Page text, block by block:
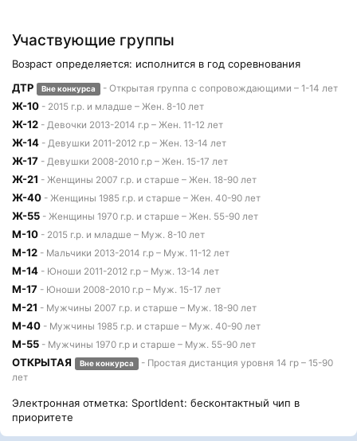
Участвующие группы
Возраст определяется: исполнится в год соревнования
ДТР
Вне конкурса - Открытая группа с сопровождающими – 1-14 лет
Ж-10 - 2015 г.р. и младше – Жен. 8-10 лет
Ж-12 - Девочки 2013-2014 г.р – Жен. 11-12 лет
Ж-14 - Девушки 2011-2012 г.р – Жен. 13-14 лет
Ж-17 - Девушки 2008-2010 г.р – Жен. 15-17 лет
Ж-21 - Женщины 2007 г.р. и старше – Жен. 18-90 лет
Ж-40 - Женщины 1985 г.р. и старше – Жен. 40-90 лет
Ж-55 - Женщины 1970 г.р. и старше – Жен. 55-90 лет
М-10 - 2015 г.р. и младше – Муж. 8-10 лет
М-12 - Мальчики 2013-2014 г.р – Муж. 11-12 лет
М-14 - Юноши 2011-2012 г.р – Муж. 13-14 лет
М-17 - Юноши 2008-2010 г.р – Муж. 15-17 лет
М-21 - Мужчины 2007 г.р. и старше – Муж. 18-90 лет
М-40 - Мужчины 1985 г.р. и старше – Муж. 40-90 лет
М-55 - Мужчины 1970 г.р и старше – Муж. 55-90 лет
ОТКРЫТАЯ Вне конкурса
- Простая дистанция уровня 14 гр – 15-90
лет
Электронная отметка: SportIdent: бесконтактный чип в
приоритете